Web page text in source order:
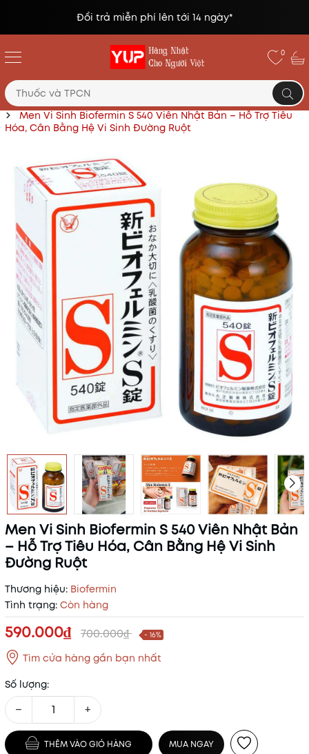
Đổi trả miễn phí lên tới 14 ngày*
0
Trang chủ
Thuốc và các sản phẩm chăm sóc sức khỏe
Men Vi Sinh Biofermin S 540 Viên Nhật Bản – Hỗ Trợ Tiêu
Hóa, Cân Bằng Hệ Vi Sinh Đường Ruột
Men Vi Sinh Biofermin S 540 Viên Nhật Bản
– Hỗ Trợ Tiêu Hóa, Cân Bằng Hệ Vi Sinh
Đường Ruột
Thương hiệu: Biofermin
Tình trạng: Còn hàng
590.000₫ 700.000₫ - 16%
Tìm cửa hàng gần bạn nhất
Số lượng:
− +
THÊM VÀO GIỎ HÀNG MUA NGAY